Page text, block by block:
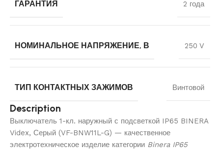
ГАРАНТИЯ 2 года
НОМИНАЛЬНОЕ НАПРЯЖЕНИЕ, В 250 V
ТИП КОНТАКТНЫХ ЗАЖИМОВ Винтовой
Description
Выключатель 1-кл. наружный с подсветкой IP65 BINERA
Videx, Серый (VF-BNW11L-G) — качественное
электротехническое изделие категории Binera IP65